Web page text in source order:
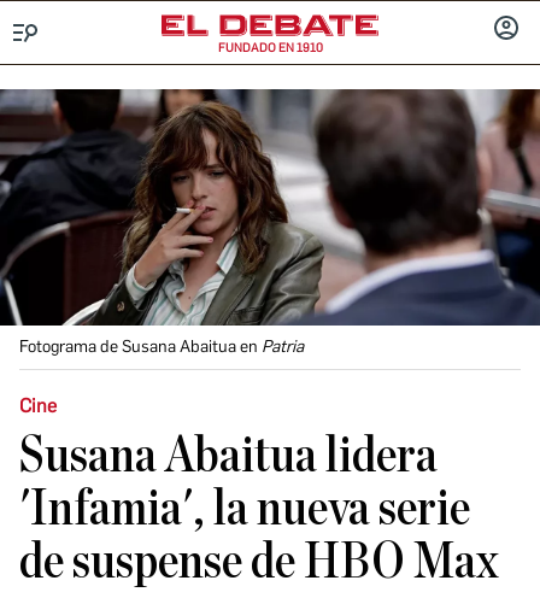
FUNDADO EN 1910
Fotograma de Susana Abaitua en Patria
Cine
Susana Abaitua lidera
'Infamia', la nueva serie
de suspense de HBO Max